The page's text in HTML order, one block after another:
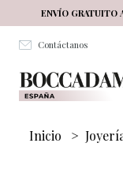
Salta al contenuto
ENVÍO GRATUITO
Contáctanos
Inicio >